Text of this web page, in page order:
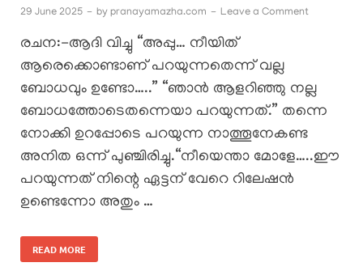
29 June 2025 - by pranayamazha.com - Leave a Comment
രചന:-ആദി വിച്ചു “അപ്പു… നീയിത്
ആരെക്കൊണ്ടാണ് പറയുന്നതെന്ന് വല്ല
ബോധവും ഉണ്ടോ…..” “ഞാൻ ആളറിഞ്ഞു നല്ല
ബോധത്തോടെതന്നെയാ പറയുന്നത്.” തന്നെ
നോക്കി ഉറപ്പോടെ പറയുന്ന നാത്തൂനേകണ്ട
അനിത ഒന്ന് പുഞ്ചിരിച്ചു.“നീയെന്താ മോളേ…..ഈ
പറയുന്നത് നിന്റെ ഏട്ടന് വേറെ റിലേഷൻ
ഉണ്ടെന്നോ അതും …
READ MORE